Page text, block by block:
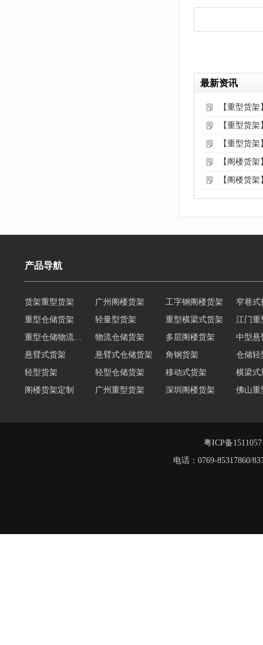
最新资讯
【重型货
【重型货
【重型货
【阁楼货
【阁楼货
产品导航
重型仓储货架 轻量型货架 重型横梁式货架
江门重
物流仓储货架 多层阁楼货架
中型悬
悬臂式货架
悬臂式仓储货架 角钢货架
仓储轻
轻型货架
轻型仓储货架 移动式货架
横梁式
阁楼货架定制
广州重型货架 深圳阁楼货架
佛山重
仓储货架品牌
阁楼式仓库货架 仓储货架
重型阁
工字钢阁楼货架
窄巷式托盘货架
粤ICP备
电话：0769-85317860/